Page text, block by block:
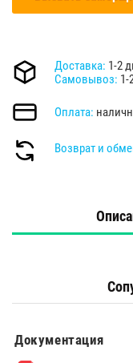
Доставка: 1-2
Самовывоз: 1-
Оплата:
Возврат и
Документация